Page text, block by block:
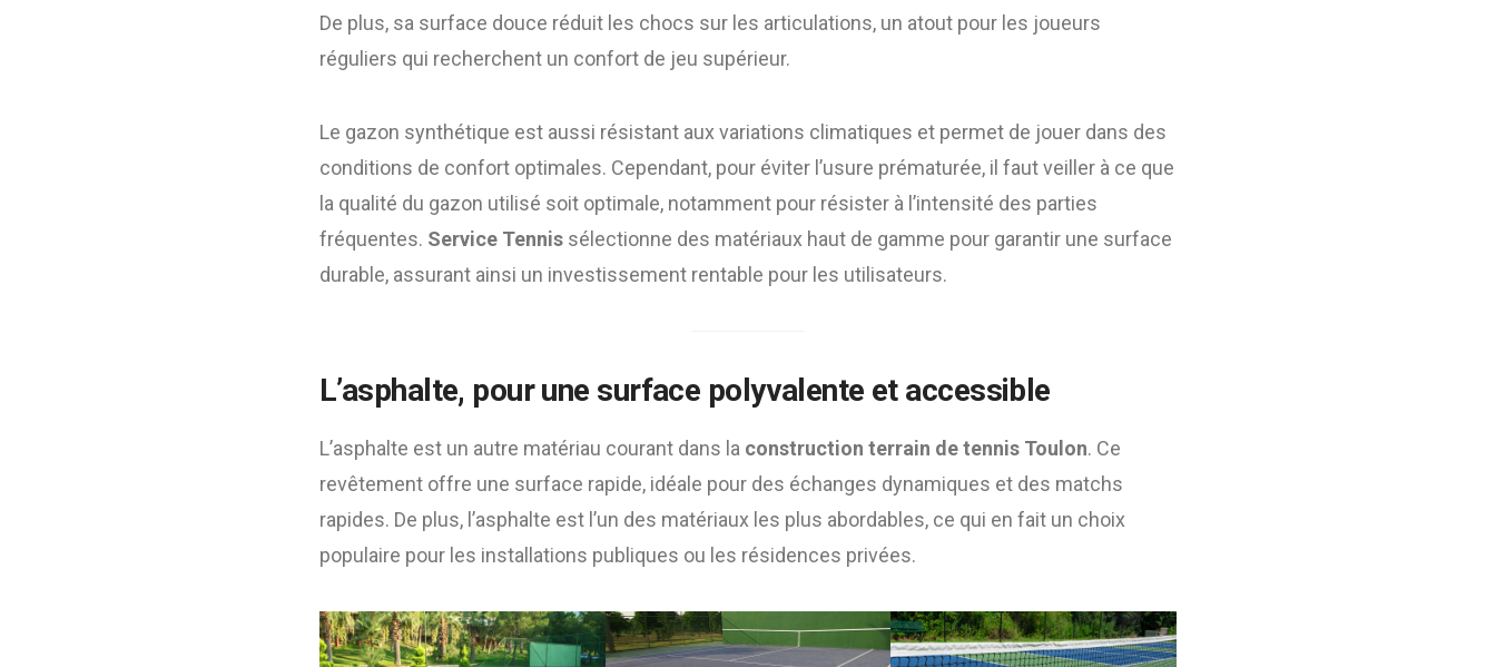
De plus, sa surface douce réduit les chocs sur les articulations, un atout pour les joueurs
réguliers qui recherchent un confort de jeu supérieur.
Le gazon synthétique est aussi résistant aux variations climatiques et permet de jouer dans des
conditions de confort optimales. Cependant, pour éviter l’usure prématurée, il faut veiller à ce que
la qualité du gazon utilisé soit optimale, notamment pour résister à l’intensité des parties
fréquentes. Service Tennis sélectionne des matériaux haut de gamme pour garantir une surface
durable, assurant ainsi un investissement rentable pour les utilisateurs.
L’asphalte, pour une surface polyvalente et accessible
L’asphalte est un autre matériau courant dans la construction terrain de tennis Toulon. Ce
revêtement offre une surface rapide, idéale pour des échanges dynamiques et des matchs
rapides. De plus, l’asphalte est l’un des matériaux les plus abordables, ce qui en fait un choix
populaire pour les installations publiques ou les résidences privées.